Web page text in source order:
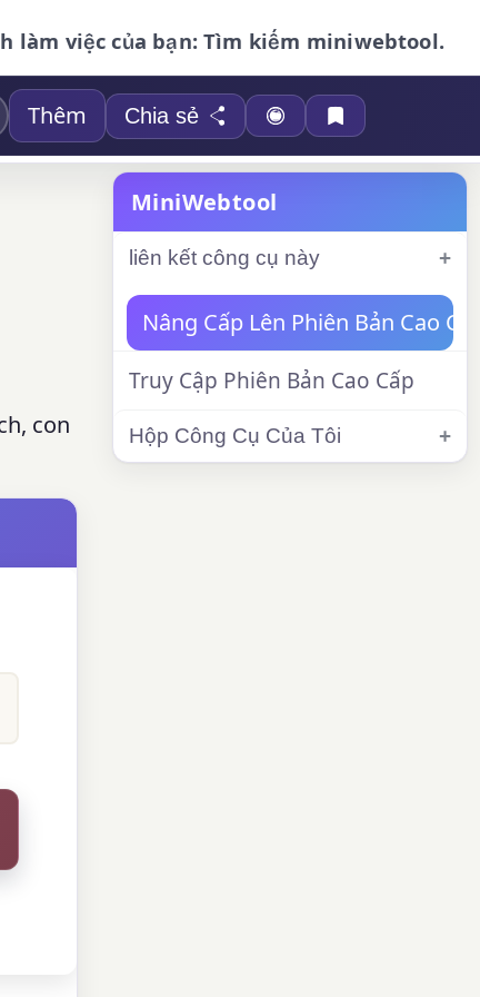
làm việc của bạn: Tìm kiếm miniwebtool.
Thêm Chia sẻ
con
MiniWebtool
liên kết công cụ này
Nâng Cấp Lên Phiên Bản Cao
Truy Cập Phiên Bản Cao Cấp
Hộp Công Cụ Của Tôi